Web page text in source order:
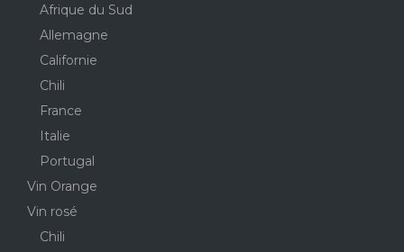
Afrique du Sud
Allemagne
Californie
Chili
France
Italie
Portugal
Vin Orange
Vin rosé
Chili